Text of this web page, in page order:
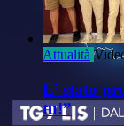
Attualità
E’ stato
tu!”